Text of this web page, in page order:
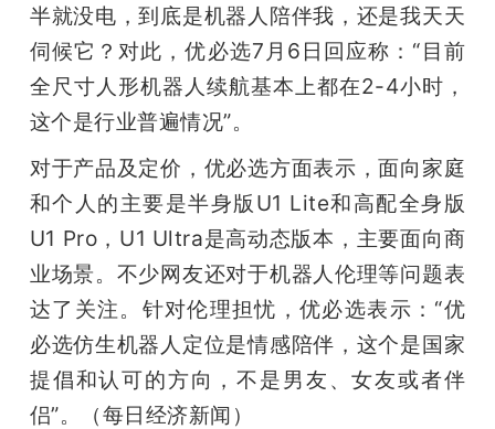
半就没电，到底是机器人陪伴我，还是我天天
伺候它？对此，优必选7月6日回应称：“目前
全尺寸人形机器人续航基本上都在2-4小时，
这个是行业普遍情况”。
对于产品及定价，优必选方面表示，面向家庭
和个人的主要是半身版U1 Lite和高配全身版
U1 Pro，U1 Ultra是高动态版本，主要面向商
业场景。不少网友还对于机器人伦理等问题表
达了关注。针对伦理担忧，优必选表示：“优
必选仿生机器人定位是情感陪伴，这个是国家
提倡和认可的方向，不是男友、女友或者伴
侣”。（每日经济新闻）